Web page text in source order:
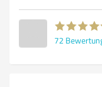
72